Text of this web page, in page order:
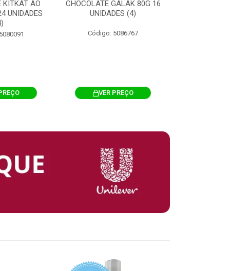
KITKAT AO
UNIDADES
CHOCOLATE GALAK 80G 16
UNIDADES (4)
Código: 5086767
VER PREÇO